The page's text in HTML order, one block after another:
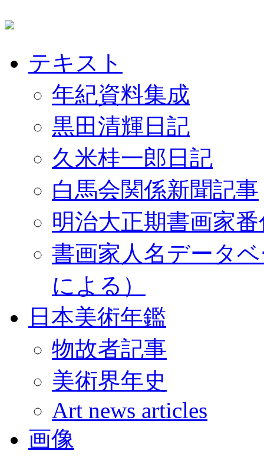
テキスト
年紀資料集成
黒田清輝日記
久米桂一郎日記
白馬会関係新聞記事
明治大正期書画家
書画家人名データ
による）
日本美術年鑑
物故者記事
美術界年史
Art news articles
画像